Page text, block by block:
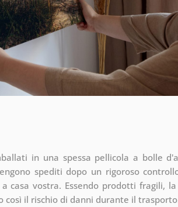
in una spessa pellicola a bolle
spediti dopo un rigoroso
casa vostra. Essendo prodotti fragili,
così il rischio di danni durante il